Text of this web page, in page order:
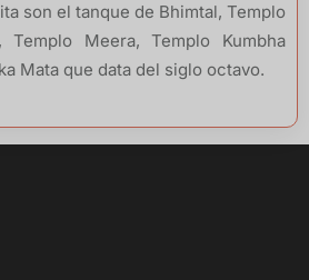
son el tanque de Bhimtal, Templo
Templo Meera, Templo Kumbha
Mata que data del siglo octavo.